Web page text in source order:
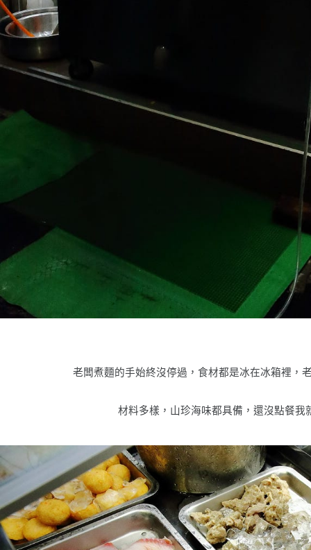
老闆煮麵的手始終沒停過，食材都是冰在冰箱裡，
材料多樣，山珍海味都具備，還沒點餐我